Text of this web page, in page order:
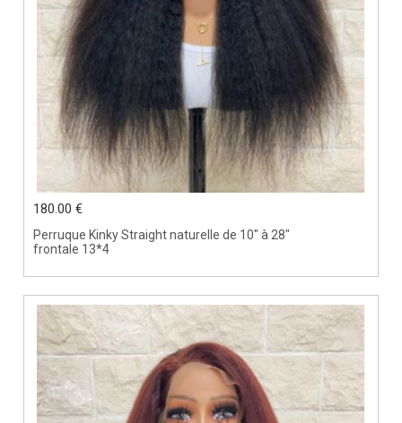
Perruque Kinky Straight naturelle de 10" à 28"
frontale 13*4
180.00 €